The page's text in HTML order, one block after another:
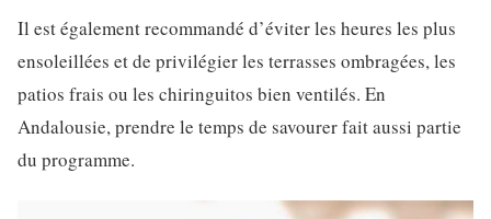
Il est également recommandé d’éviter les heures les plus
ensoleillées et de privilégier les terrasses ombragées, les
patios frais ou les chiringuitos bien ventilés. En
Andalousie, prendre le temps de savourer fait aussi partie
du programme.